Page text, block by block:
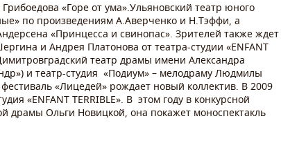
«Горе от ума».Ульяновский театр юного
по произведениям А.Аверченко и Н.Тэффи, а
«Принцесса и свинопас». Зрителей также ждет
и Андрея Платонова от театра-студии «ENFANT
театр драмы имени Александра
и театр-студия «Подиум» – мелодраму Людмилы
«Лицедей» рождает новый коллектив. В 2009
«ENFANT TERRIBLE». В этом году в конкурсной
драмы Ольги Новицкой, она покажет моноспектакль